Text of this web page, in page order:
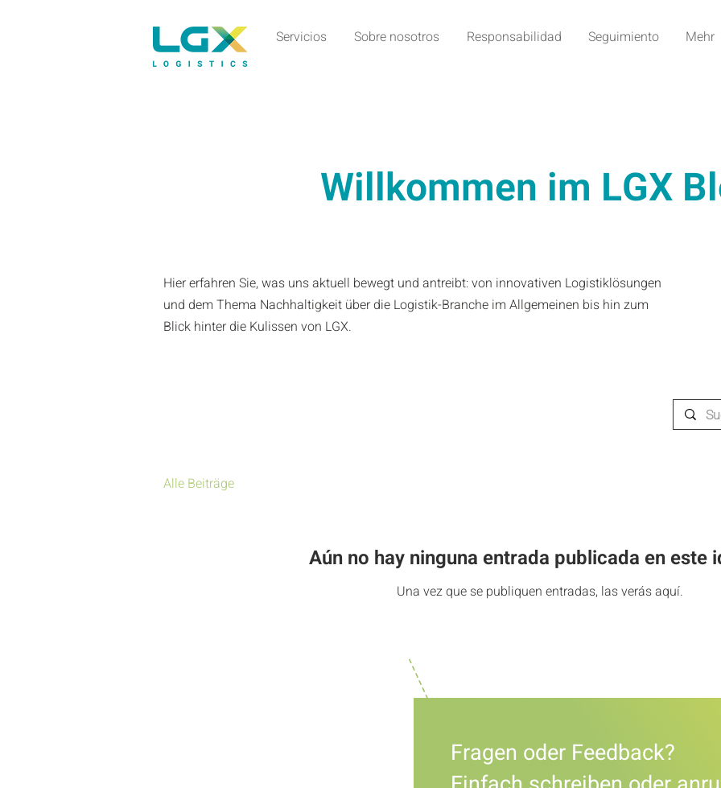
Servicios Sobre nosotros Responsabilidad Seguimiento Mehr
Willkommen im LGX
Hier erfahren Sie, was uns aktuell bewegt und antreibt: von innovativen Logistiklösungen
und dem Thema Nachhaltigkeit über die Logistik-Branche im Allgemeinen bis hin zum
Blick hinter die Kulissen von LGX.
Alle Beiträge
Aún no hay ninguna entrada publicada en este
Una vez que se publiquen entradas, las verás aquí.
Fragen oder Feedback?